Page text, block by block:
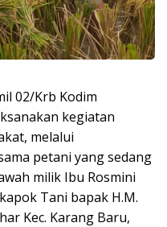
02/Krb Kodim
kegiatan
melalui
petani yang sedang
milik Ibu Rosmini
Tani bapak H.M.
Kec. Karang Baru,